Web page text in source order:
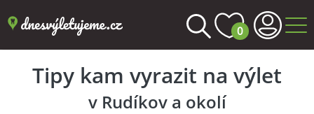
0
Tipy kam vyrazit na výlet
v Rudíkov a okolí